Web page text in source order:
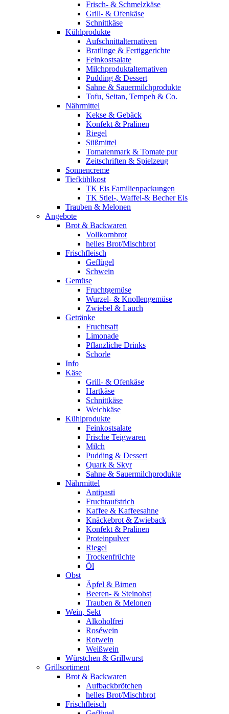
Frisch- & Schmelzkäse
Grill- & Ofenkäse
Schnittkäse
Kühlprodukte
Aufschnittalternativen
Bratlinge & Fertiggerichte
Feinkostsalate
Milchproduktalternativen
Pudding & Dessert
Sahne & Sauermilchprodukte
Tofu, Seitan, Tempeh & Co.
Nährmittel
Kekse & Gebäck
Konfekt & Pralinen
Riegel
Süßmittel
Tomatenmark & Tomate pur
Zeitschriften & Spielzeug
Sonnencreme
Tiefkühlkost
TK Eis Familienpackungen
TK Stiel-, Waffel-& Becher Eis
Trauben & Melonen
Angebote
Brot & Backwaren
Vollkornbrot
helles Brot/Mischbrot
Frischfleisch
Geflügel
Schwein
Gemüse
Fruchtgemüse
Wurzel- & Knollengemüse
Zwiebel & Lauch
Getränke
Fruchtsaft
Limonade
Pflanzliche Drinks
Schorle
Info
Käse
Grill- & Ofenkäse
Hartkäse
Schnittkäse
Weichkäse
Kühlprodukte
Feinkostsalate
Frische Teigwaren
Milch
Pudding & Dessert
Quark & Skyr
Sahne & Sauermilchprodukte
Nährmittel
Antipasti
Fruchtaufstrich
Kaffee & Kaffeesahne
Knäckebrot & Zwieback
Konfekt & Pralinen
Proteinpulver
Riegel
Trockenfrüchte
Öl
Obst
Äpfel & Birnen
Beeren- & Steinobst
Trauben & Melonen
Wein, Sekt
Alkoholfrei
Roséwein
Rotwein
Weißwein
Würstchen & Grillwurst
Grillsortiment
Brot & Backwaren
Aufbackbrötchen
helles Brot/Mischbrot
Frischfleisch